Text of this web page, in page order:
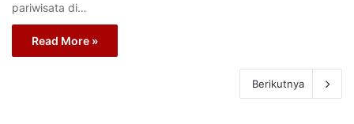
pariwisata di…
Read More »
Berikutnya